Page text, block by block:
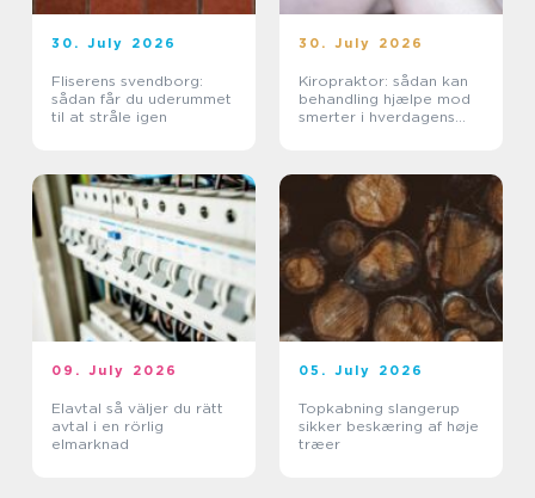
30. July 2026
Fliserens svendborg:
sådan får du uderummet
til at stråle igen
30. July 2026
Kiropraktor: sådan kan
behandling hjælpe mod
smerter i hverdagens
09. July 2026
Elavtal så väljer du rätt
avtal i en rörlig
elmarknad
05. July 2026
Topkabning slangerup
sikker beskæring af høje
træer